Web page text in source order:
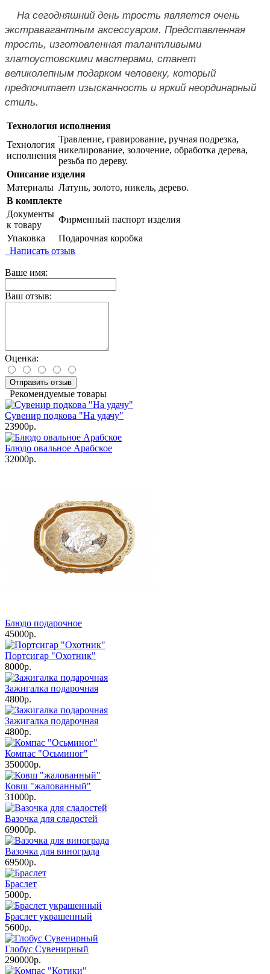
На сегодняшний день трость является очень
экстравагантным аксессуаром. Представленная
трость, изготовленная талантливыми
златоустовскими мастерами, станет
великолепным подарком человеку, который
предпочитает изысканность и яркий неординарный
стиль.
Технология исполнения
Технология
исполнения
Травление, гравирование, ручная подрезка,
никелирование, золочение, обработка дерева,
резьба по дереву.
Описание изделия
Материалы Латунь, золото, никель, дерево.
В комплекте
Документы
к товару
Фирменный паспорт изделия
Упаковка
Подарочная коробка
Написать отзыв
Ваше имя:
Ваш отзыв:
Оценка:
Отправить отзыв
Рекомендуемые товары
Сувенир подкова "На удачу"
23900р.
Блюдо овальное Арабское
32000р.
Блюдо подарочное
45000р.
Портсигар "Охотник"
8000р.
Зажигалка подарочная
4800р.
Зажигалка подарочная
4800р.
Компас "Осьминог"
350000р.
Ковш "жалованный"
31000р.
Вазочка для сладостей
69000р.
Вазочка для винограда
69500р.
Браслет
5000р.
Браслет украшенный
5600р.
Глобус Сувенирный
290000р.